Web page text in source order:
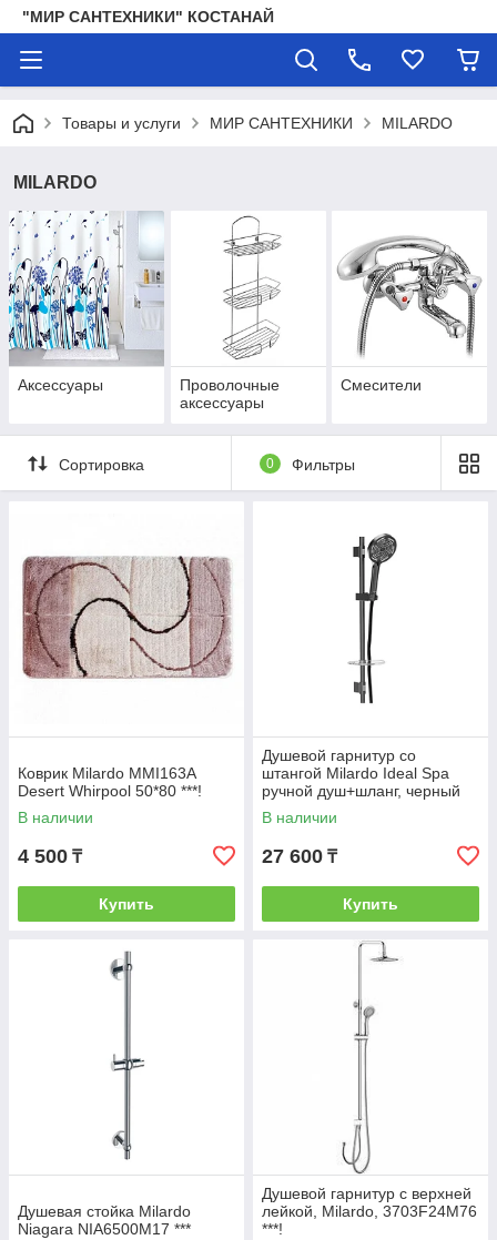
"МИР САНТЕХНИКИ" КОСТАНАЙ
Товары и услуги МИР САНТЕХНИКИ MILARDO
MILARDO
Аксессуары
Проволочные
аксессуары
Смесители
Сортировка 0 Фильтры
Коврик Milardo MMI163A
Desert Whirpool 50*80 ***!
В наличии
4 500 ₸
Купить
Душевой гарнитур со
штангой Milardo Ideal Spa
ручной душ+шланг, черный
матовый ILS3B70M16
В наличии
27 600 ₸
Купить
Душевая стойка Milardo
Niagara NIA6500M17 ***
Душевой гарнитур с верхней
лейкой, Milardo, 3703F24M76
***!